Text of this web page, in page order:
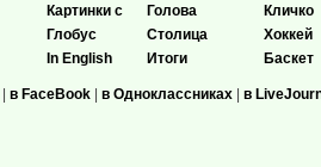
Картинки с
Глобус
In English
Голова
Столица
Итоги
Кличко
Хоккей
Баскет
| в FaceBook | в Одноклассниках | в